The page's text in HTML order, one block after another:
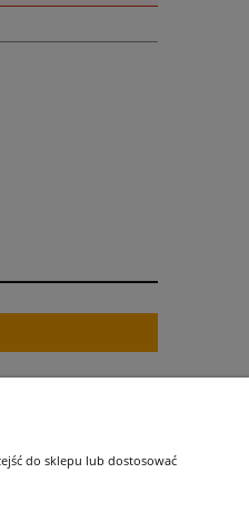
do sklepu lub dostosować